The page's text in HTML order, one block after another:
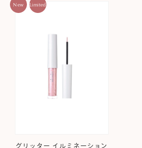
New Limited
グリッター イルミネーション